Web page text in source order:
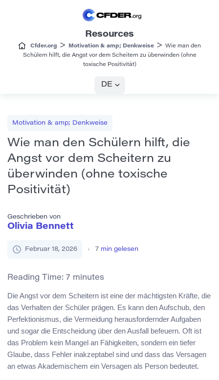
Resources
Cfder.org > Motivation & amp; Denkweise >
Wie man den
Schülern hilft, die Angst vor dem Scheitern zu überwinden (ohne
toxische Positivität)
DE
Motivation & amp; Denkweise
Wie man den Schülern hilft, die
Angst vor dem Scheitern zu
überwinden (ohne toxische
Positivität)
Geschrieben von
Olivia Bennett
Februar 18, 2026 7 min gelesen
Reading Time: 7 minutes
Die Angst vor dem Scheitern ist eine der mächtigsten Kräfte, die
das Verhalten der Schüler prägen. Es kann den Aufschub, den
Perfektionismus, die Vermeidung herausfordernder Aufgaben
und sogar die Entscheidung über den Ausfall befeuern. Oft ist
das Problem kein Mangel an Fähigkeiten, sondern ein tiefer
Glaube, dass Fehler inakzeptabel sind und dass das Versagen
an etwas Akademischem ein Versagen als Person bedeutet.